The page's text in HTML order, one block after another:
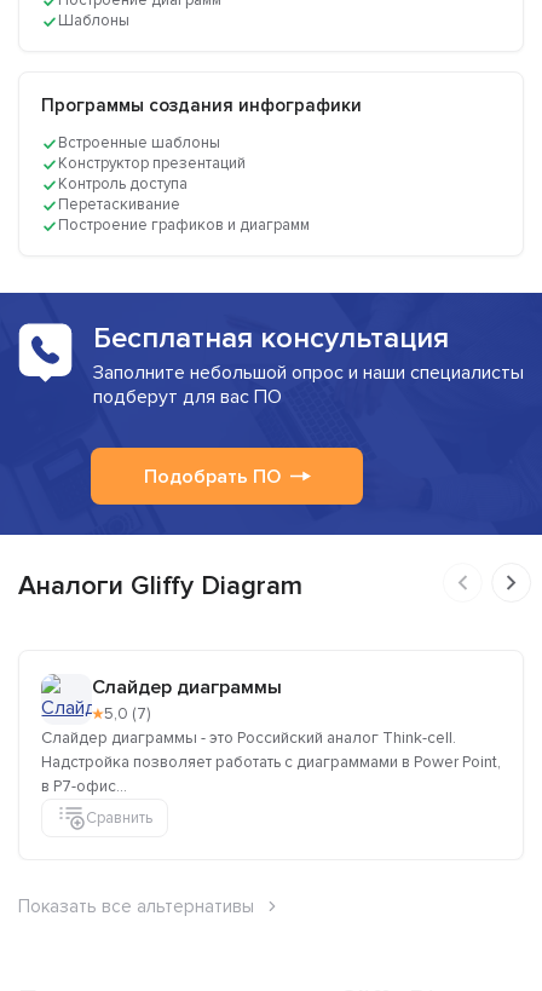
Шаблоны
Программы создания инфографики
Встроенные шаблоны
Конструктор презентаций
Контроль доступа
Перетаскивание
Построение графиков и диаграмм
Бесплатная консультация
Заполните небольшой опрос и наши специалисты
подберут для вас ПО
Подобрать ПО
Аналоги Gliffy Diagram
Слайдер диаграммы
★5,0 (7)
Слайдер диаграммы - это Российский аналог Think-cell.
Надстройка позволяет работать с диаграммами в Power Point,
в Р7-офис...
Сравнить
Показать все альтернативы